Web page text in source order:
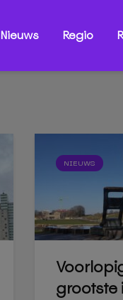
Nieuws Regio
NIEUWS
grootste